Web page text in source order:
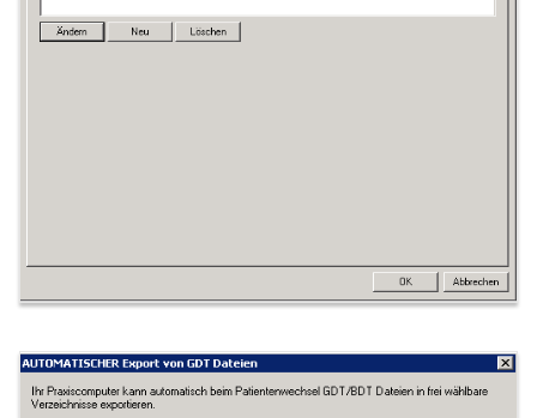
übermittelt
Medistar - Diagnose wird bei
Pegamed | Fehlermeldung:
falsche
Datumsübergabe/letzte